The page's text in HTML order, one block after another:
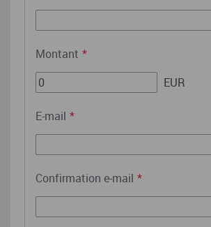
Montant *
EUR
E-mail *
Confirmation e-mail *